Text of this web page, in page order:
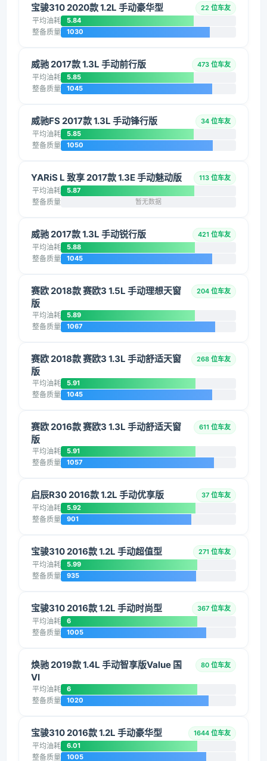
宝骏310 2020款 1.2L 手动豪华型 22 位车友
平均油耗 5.84
整备质量 1030
威驰 2017款 1.3L 手动前行版 473 位车友
平均油耗 5.85
整备质量 1045
威驰FS 2017款 1.3L 手动锋行版 34 位车友
平均油耗 5.85
整备质量 1050
YARiS L 致享 2017款 1.3E 手动魅动版 113 位车友
平均油耗 5.87
整备质量 暂无数据
威驰 2017款 1.3L 手动锐行版 421 位车友
平均油耗 5.88
整备质量 1045
赛欧 2018款 赛欧3 1.5L 手动理想天窗
版
204 位车友
平均油耗 5.89
整备质量 1067
赛欧 2018款 赛欧3 1.3L 手动舒适天窗
版
268 位车友
平均油耗 5.91
整备质量 1045
赛欧 2016款 赛欧3 1.3L 手动舒适天窗
版
611 位车友
平均油耗 5.91
整备质量 1057
启辰R30 2016款 1.2L 手动优享版 37 位车友
平均油耗 5.92
整备质量 901
宝骏310 2016款 1.2L 手动超值型 271 位车友
平均油耗 5.99
整备质量 935
宝骏310 2016款 1.2L 手动时尚型 367 位车友
平均油耗 6
整备质量 1005
焕驰 2019款 1.4L 手动智享版Value 国
VI
80 位车友
平均油耗 6
整备质量 1020
宝骏310 2016款 1.2L 手动豪华型 1644 位车友
平均油耗 6.01
整备质量 1005